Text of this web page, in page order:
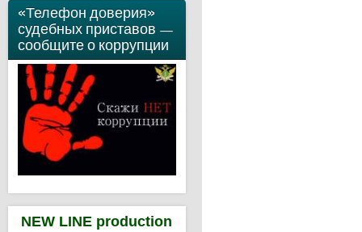
«Телефон доверия»
судебных приставов —
сообщите о коррупции
NEW LINE production